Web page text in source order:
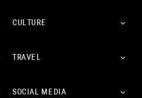
CULTURE
TRAVEL
SOCIAL MEDIA